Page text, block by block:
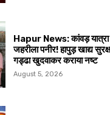
Hapur News: कांवड़ यात्रा
जहरीला पनीर! हापुड़ खाद्य
गड्ढा खुदवाकर कराया नष्ट
August 5, 2026